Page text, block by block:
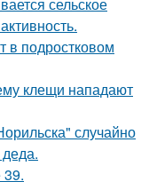
в подростковом
клещи нападают
случайно